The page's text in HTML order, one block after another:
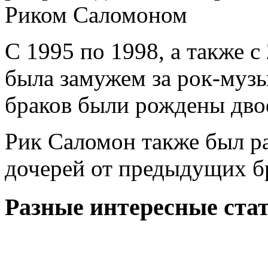
С 1995 по 1998, а также
была замужем за рок-
браков были рождены
Рик Саломон также был
дочерей от предыдущих
Разные интересные